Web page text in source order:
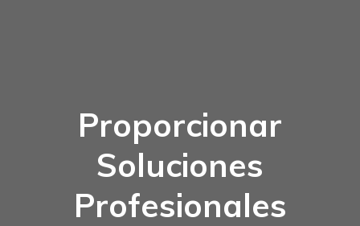
Proporcionar
Soluciones
Profesionales